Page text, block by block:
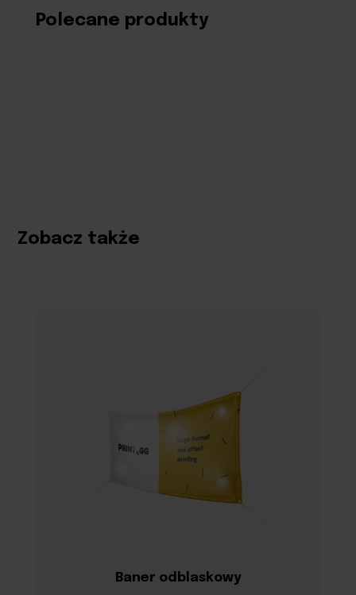
Polecane produkty
Zobacz także
Baner odblaskowy